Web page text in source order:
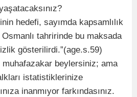
hedefi, sayımda kapsamlılık
tahririnde bu maksada
gösterilirdi.”(age.s.59)
muhafazakar beylersiniz; ama
istatistiklerinize
inanmıyor farkındasınız.